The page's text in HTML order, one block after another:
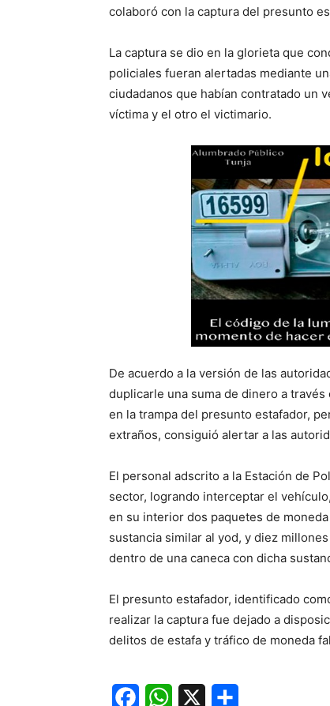
colaboró con la captura del presunto
La captura se dio en la glorieta que
policiales fueran alertadas mediante
ciudadanos que habían contratado un
víctima y el otro el victimario.
De acuerdo a la versión de las
duplicarle una suma de dinero a
en la trampa del presunto estafador,
extraños, consiguió alertar a las
El personal adscrito a la Estación de
sector, logrando interceptar el
en su interior dos paquetes de
sustancia similar al yod, y diez
dentro de una caneca con dicha
El presunto estafador, identificado
realizar la captura fue dejado a
delitos de estafa y tráfico de moneda
FacebookWhatsApp